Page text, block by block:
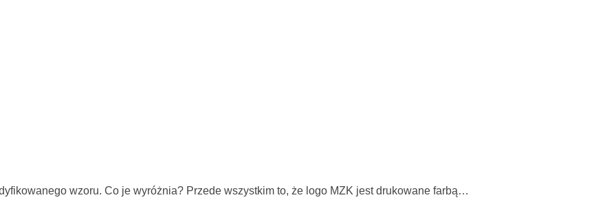
wzoru. Co je wyróżnia? Przede wszystkim to, że logo MZK jest drukowane farbą…